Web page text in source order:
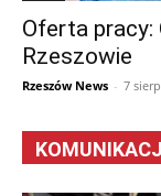
Oferta pracy:
Rzeszowie
Rzeszów News - 7